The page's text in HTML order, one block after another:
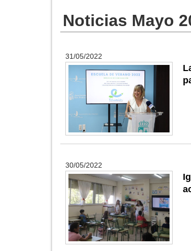
Noticias Mayo
31/05/2022
30/05/2022